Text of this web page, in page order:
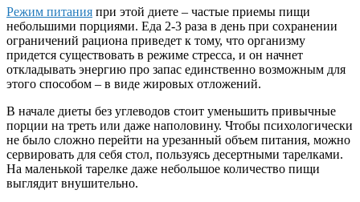
Режим питания при этой диете – частые приемы пищи
небольшими порциями. Еда 2-3 раза в день при сохранении
ограничений рациона приведет к тому, что организму
придется существовать в режиме стресса, и он начнет
откладывать энергию про запас единственно возможным для
этого способом – в виде жировых отложений.
В начале диеты без углеводов стоит уменьшить привычные
порции на треть или даже наполовину. Чтобы психологически
не было сложно перейти на урезанный объем питания, можно
сервировать для себя стол, пользуясь десертными тарелками.
На маленькой тарелке даже небольшое количество пищи
выглядит внушительно.